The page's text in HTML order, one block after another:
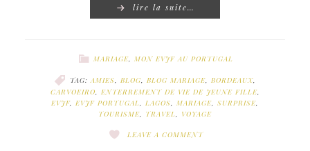
lire la suite…
MARIAGE, MON EVJF AU PORTUGAL
TAG:AMIES, BLOG, BLOG MARIAGE, BORDEAUX,
CARVOEIRO, ENTERREMENT DE VIE DE JEUNE FILLE,
EVJF, EVJF PORTUGAL, LAGOS, MARIAGE, SURPRISE,
TOURISME, TRAVEL, VOYAGE
LEAVE A COMMENT